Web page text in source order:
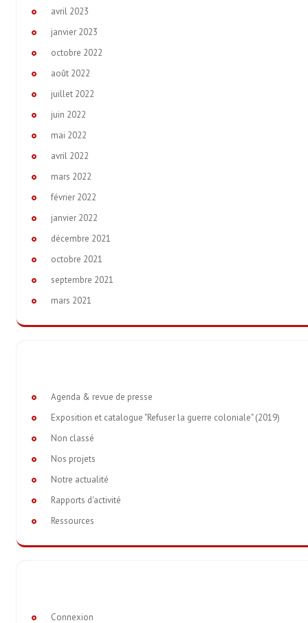
avril 2023
janvier 2023
octobre 2022
août 2022
juillet 2022
juin 2022
mai 2022
avril 2022
mars 2022
février 2022
janvier 2022
décembre 2021
octobre 2021
septembre 2021
mars 2021
Agenda & revue de presse
Exposition et catalogue "Refuser la guerre coloniale" (2019)
Non classé
Nos projets
Notre actualité
Rapports d'activité
Ressources
Connexion